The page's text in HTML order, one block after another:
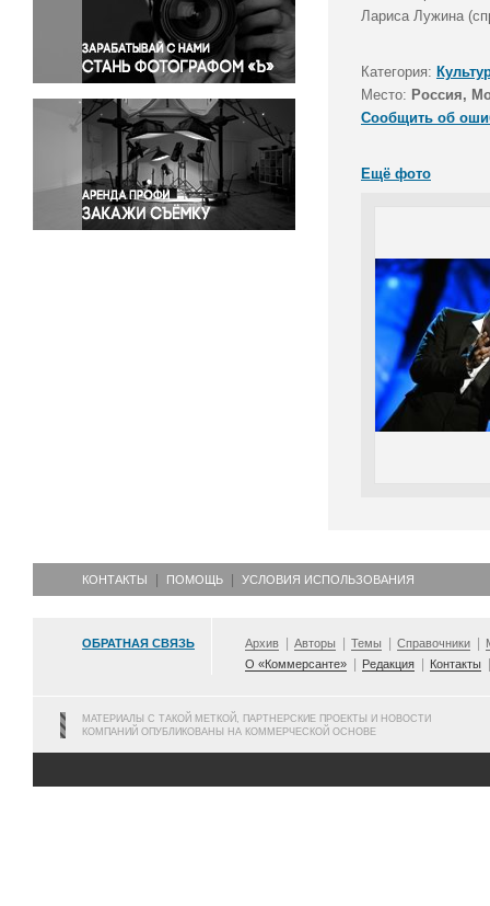
Правосудие
Происшествия и конфликты
Религия
Светская жизнь
Спорт
Экология
Экономика и бизнес
Лариса Лужина
Категория:
Место: Россия,
Сообщить об
Ещё фото
КОНТАКТЫ ПОМОЩЬ УСЛОВИЯ ИСПОЛЬЗОВАНИЯ
ОБРАТНАЯ СВЯЗЬ Архив Авторы Темы Справочники
О «Коммерсанте»
Редакция Контакты
МАТЕРИАЛЫ С ТАКОЙ МЕТКОЙ, ПАРТНЕРСКИЕ ПРОЕКТЫ И НОВОСТИ
КОМПАНИЙ ОПУБЛИКОВАНЫ НА КОММЕРЧЕСКОЙ ОСНОВЕ